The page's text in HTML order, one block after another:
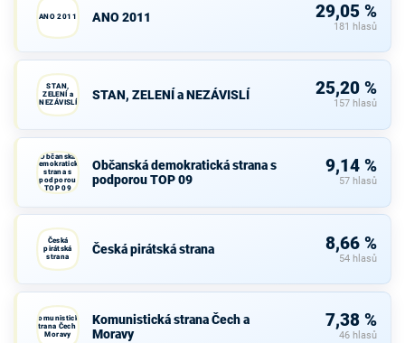
ANO 2011 ANO 2011 29,05 %
181 hlasů
STAN,
ZELENÍ a
NEZÁVISLÍ
STAN, ZELENÍ a NEZÁVISLÍ 25,20 %
157 hlasů
Občanská
demokratická
strana s
podporou
TOP 09
Občanská demokratická strana s
podporou TOP 09
9,14 %
57 hlasů
Česká
pirátská
strana
Česká pirátská strana 8,66 %
54 hlasů
Komunistická
strana Čech a
Moravy
Komunistická strana Čech a
Moravy
7,38 %
46 hlasů